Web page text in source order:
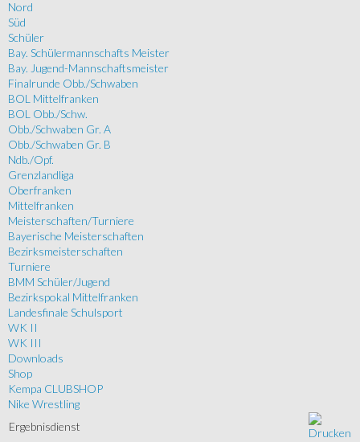
Nord
Süd
Schüler
Bay. Schülermannschafts Meister
Bay. Jugend-Mannschaftsmeister
Finalrunde Obb./Schwaben
BOL Mittelfranken
BOL Obb./Schw.
Obb./Schwaben Gr. A
Obb./Schwaben Gr. B
Ndb./Opf.
Grenzlandliga
Oberfranken
Mittelfranken
Meisterschaften/Turniere
Bayerische Meisterschaften
Bezirksmeisterschaften
Turniere
BMM Schüler/Jugend
Bezirkspokal Mittelfranken
Landesfinale Schulsport
WK II
WK III
Downloads
Shop
Kempa CLUBSHOP
Nike Wrestling
Ergebnisdienst